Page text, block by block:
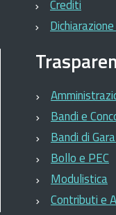
Crediti
Bandi e
Bandi di
Bollo e PEC
Modulistica
Contributi e